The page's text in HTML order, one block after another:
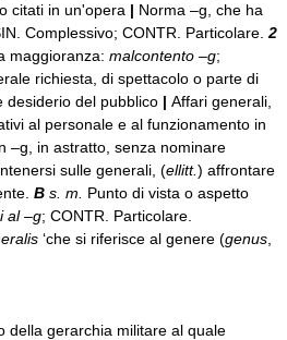
citati in un'opera | Norma –g, che ha
Complessivo; CONTR. Particolare. 2
maggioranza: malcontento –g;
richiesta, di spettacolo o parte di
desiderio del pubblico | Affari generali,
al personale e al funzionamento in
–g, in astratto, senza nominare
sulle generali, (ellitt.) affrontare
B s. m. Punto di vista o aspetto
al –g; CONTR. Particolare.
‘che si riferisce al genere (genus
della gerarchia militare al quale